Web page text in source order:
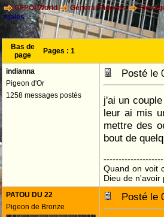
CFPOI World Général Pigeons
males
Bas de
page
Pages : 1
indianna
Pigeon d'Or
1258 messages postés
Posté le
j'ai un
leur ai mis
mettre des
bout de
--------------------
Quand on voit
Dieu de n'avoir
PATOU DU 22
Pigeon de Bronze
Posté le